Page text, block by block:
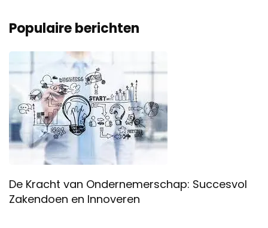
Populaire berichten
De Kracht van Ondernemerschap: Succesvol
Zakendoen en Innoveren